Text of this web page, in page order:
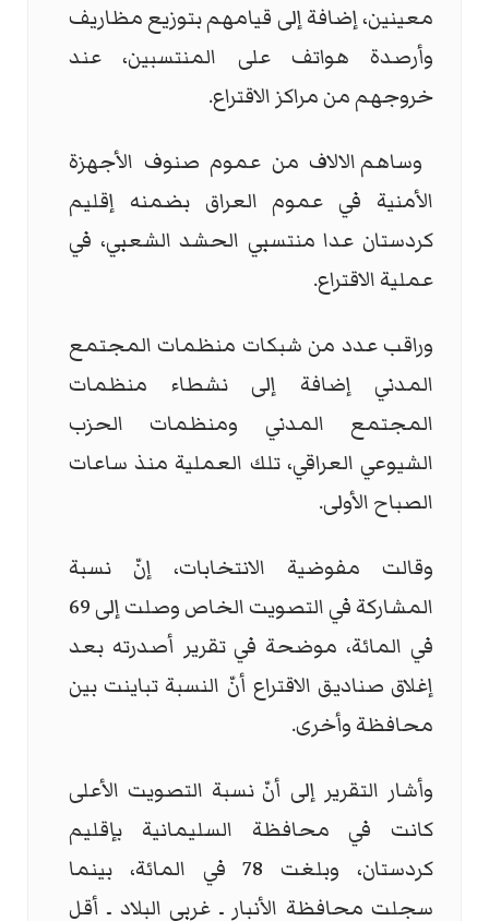
معينين، إضافة إلى قيامهم بتوزيع مظاريف
وأرصدة هواتف على المنتسبين، عند
خروجهم من مراكز الاقتراع.
وساهم الالاف من عموم ‏صنوف الأجهزة
الأمنية في عموم العراق بضمنه إقليم
كردستان عدا منتسبي ‏الحشد الشعبي، في
عملية الاقتراع.
وراقب عدد من شبكات منظمات المجتمع
المدني إضافة إلى نشطاء منظمات
المجتمع المدني ومنظمات الحزب
الشيوعي العراقي، تلك العملية منذ ساعات
الصباح الأولى.
وقالت مفوضية الانتخابات، إنّ نسبة
المشاركة ‏في التصويت الخاص وصلت إلى 69
في المائة، موضحة في تقرير أصدرته ‏بعد
إغلاق صناديق الاقتراع أنّ النسبة تباينت بين
محافظة وأخرى. ‏
وأشار التقرير إلى أنّ نسبة التصويت الأعلى
كانت في محافظة ‏السليمانية بإقليم
كردستان، وبلغت 78 في المائة، بينما
سجلت محافظة ‏الأنبار ـ غربي البلاد ـ أقل